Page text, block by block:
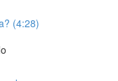
(4:28)